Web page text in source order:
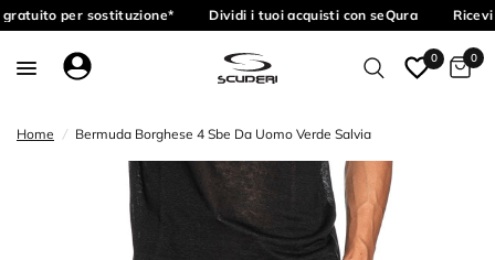
per sostituzione* Dividi i tuoi acquisti con seQura
0 0
Home / Bermuda Borghese 4 Sbe Da Uomo Verde Salvia